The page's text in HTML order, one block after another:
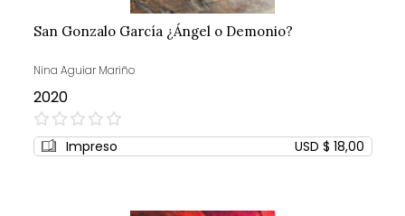
San Gonzalo García ¿Ángel o Demonio?
Nina Aguiar Mariño
2020
0%
Impreso USD $ 18,00